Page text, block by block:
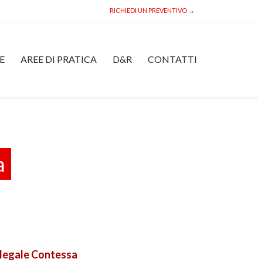
RICHIEDI UN PREVENTIVO →
AREE DI PRATICA D&R CONTATTI
Contessa